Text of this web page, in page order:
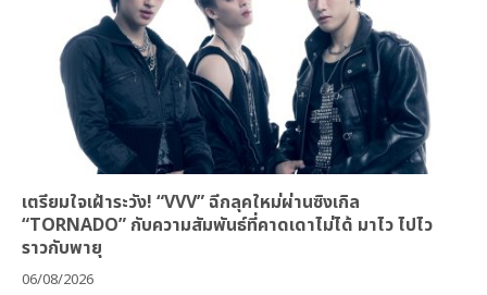
เตรียมใจเฝ้าระวัง! “VVV” ฉีกลุคใหม่ผ่านซิงเกิล
“TORNADO” กับความสัมพันธ์ที่คาดเดาไม่ได้ มาไว ไปไว
ราวกับพายุ
06/08/2026